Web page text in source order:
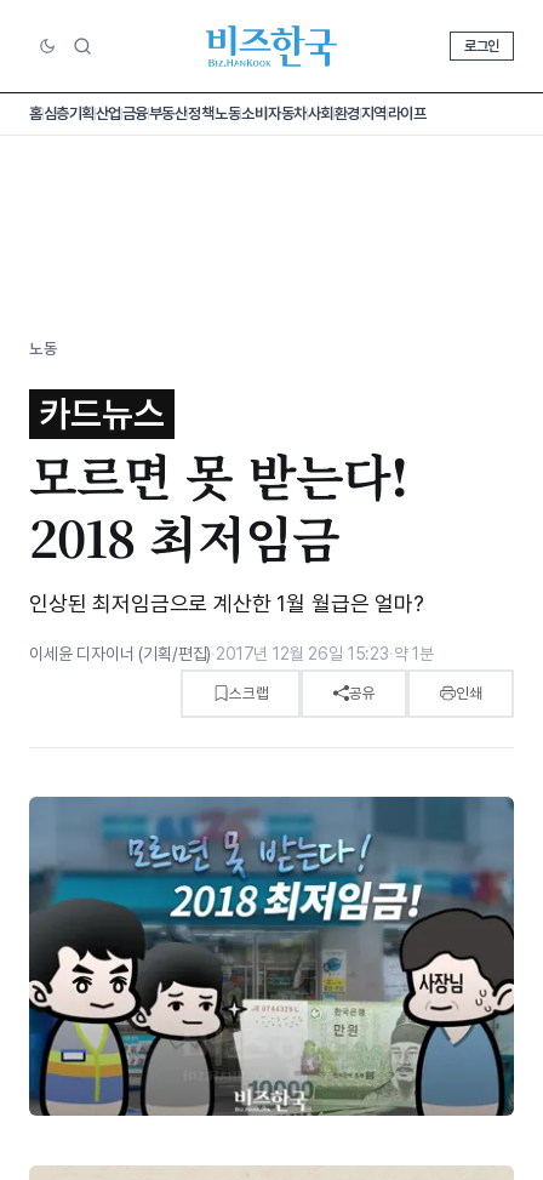
로그인
홈심층기획산업금융부동산정책노동소비 자동차사회환경지역라이프
노동
카드뉴스
모르면 못 받는다!
2018 최저임금
인상된 최저임금으로 계산한 1월 월급은 얼마?
이세윤 디자이너 (기획/편집)·2017년 12월 26일 15:23·약 1분
스크랩 공유 인쇄